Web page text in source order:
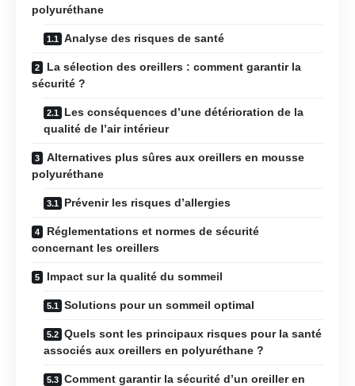
polyuréthane
Analyse des risques de santé
La sélection des oreillers : comment garantir la
sécurité ?
Les conséquences d’une détérioration de la
qualité de l’air intérieur
Alternatives plus sûres aux oreillers en mousse
polyuréthane
Prévenir les risques d’allergies
Réglementations et normes de sécurité
concernant les oreillers
Impact sur la qualité du sommeil
Solutions pour un sommeil optimal
Quels sont les principaux risques pour la santé
associés aux oreillers en polyuréthane ?
Comment garantir la sécurité d’un oreiller en